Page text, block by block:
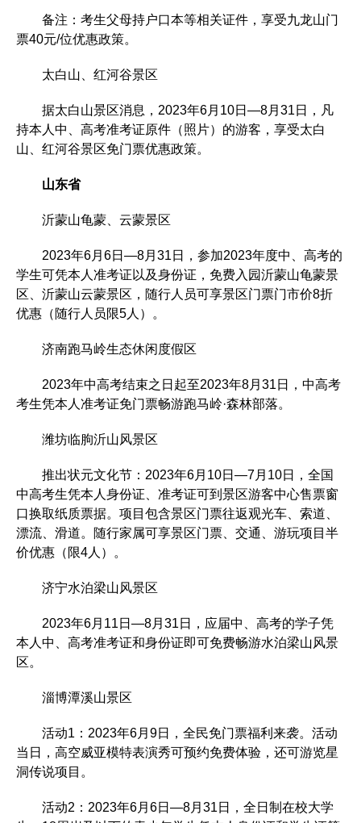
备注：考生父母持户口本等相关证件，享受九龙山门
票40元/位优惠政策。
太白山、红河谷景区
据太白山景区消息，2023年6月10日—8月31日，凡
持本人中、高考准考证原件（照片）的游客，享受太白
山、红河谷景区免门票优惠政策。
山东省
沂蒙山龟蒙、云蒙景区
2023年6月6日—8月31日，参加2023年度中、高考的
学生可凭本人准考证以及身份证，免费入园沂蒙山龟蒙景
区、沂蒙山云蒙景区，随行人员可享景区门票门市价8折
优惠（随行人员限5人）。
济南跑马岭生态休闲度假区
2023年中高考结束之日起至2023年8月31日，中高考
考生凭本人准考证免门票畅游跑马岭·森林部落。
潍坊临朐沂山风景区
推出状元文化节：2023年6月10日—7月10日，全国
中高考生凭本人身份证、准考证可到景区游客中心售票窗
口换取纸质票据。项目包含景区门票往返观光车、索道、
漂流、滑道。随行家属可享景区门票、交通、游玩项目半
价优惠（限4人）。
济宁水泊梁山风景区
2023年6月11日—8月31日，应届中、高考的学子凭
本人中、高考准考证和身份证即可免费畅游水泊梁山风景
区。
淄博潭溪山景区
活动1：2023年6月9日，全民免门票福利来袭。活动
当日，高空威亚模特表演秀可预约免费体验，还可游览星
洞传说项目。
活动2：2023年6月6日—8月31日，全日制在校大学